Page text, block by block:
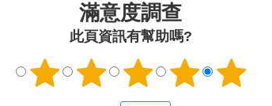
滿意度調查
此頁資訊有幫助嗎?